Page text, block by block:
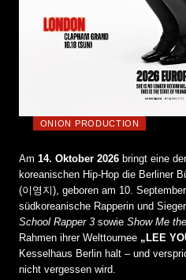
ONION PRODUCTION
Am 14. Oktober 2026 bringt eine
koreanischen Hip-Hop die Berliner
(이영지), geboren am 10.
südkoreanische Rapperin und
School Rapper 3 sowie Show Me
Rahmen ihrer Welttournee „LEE
Kesselhaus Berlin halt – und
nicht vergessen wird.